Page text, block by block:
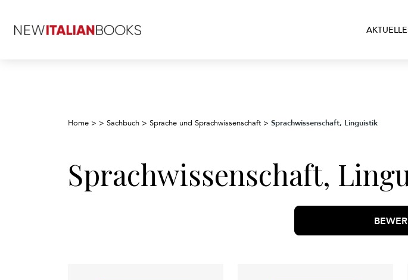
Home > > Sachbuch > Sprache und Sprachwissenschaft > Sprachwissenschaft, Linguistik
Sprachwissenschaft,